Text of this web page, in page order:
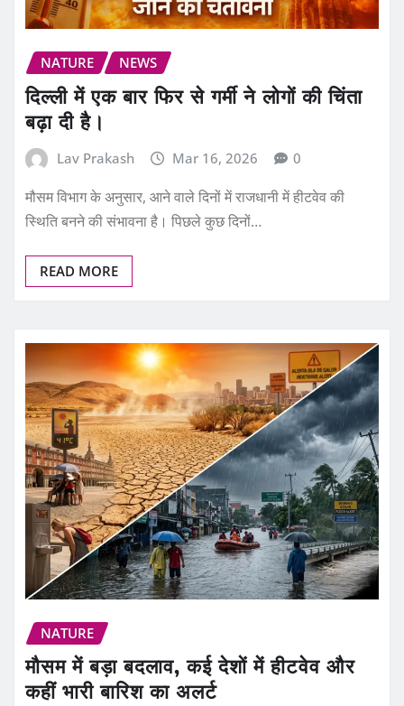
NATURE NEWS
दिल्ली में एक बार फिर से गर्मी ने लोगों की चिंता
बढ़ा दी है।
Lav Prakash Mar 16, 2026 0
मौसम विभाग के अनुसार, आने वाले दिनों में राजधानी में हीटवेव की
स्थिति बनने की संभावना है। पिछले कुछ दिनों…
READ MORE
NATURE
मौसम में बड़ा बदलाव, कई देशों में हीटवेव और
कहीं भारी बारिश का अलर्ट